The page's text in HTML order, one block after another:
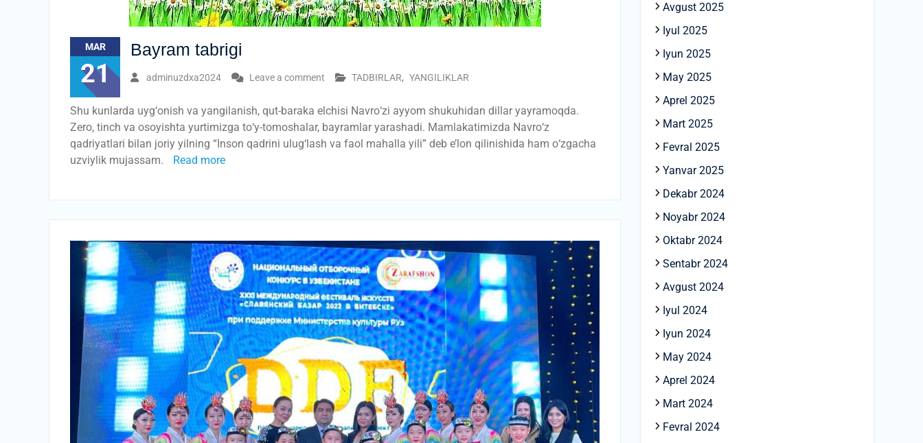
MAR
21
Bayram tabrigi
adminuzdxa2024 Leave a comment TADBIRLAR, YANGILIKLAR
Shu kunlarda uyg‘onish va yangilanish, qut-baraka elchisi Navrо‘zi ayyom shukuhidan dillar yayramoqda.
Zero, tinch va osoyishta yurtimizga tо‘y-tomoshalar, bayramlar yarashadi. Mamlakatimizda Navrо‘z
qadriyatlari bilan joriy yilning “Inson qadrini ulug‘lash va faol mahalla yili” deb e’lon qilinishida ham о‘zgacha
uzviylik mujassam.
Read more
Avgust 2025
Iyul 2025
Iyun 2025
May 2025
Aprel 2025
Mart 2025
Fevral 2025
Yanvar 2025
Dekabr 2024
Noyabr 2024
Oktabr 2024
Sentabr 2024
Avgust 2024
Iyul 2024
Iyun 2024
May 2024
Aprel 2024
Mart 2024
Fevral 2024